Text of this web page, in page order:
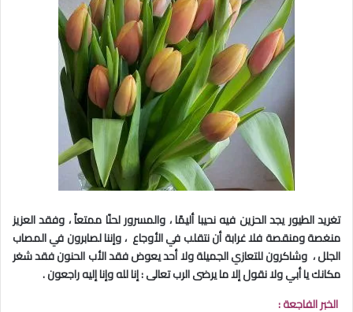
تغريد الطيور يجد الحزين فيه نحيبا أليمًا ، والمسرور لحنًا ممتعاً ، وفقد العزيز
منغصة ومنقصة فلا غرابة أن نتقلب في الأوجاع ، وإننا لصابرون في المصاب
الجلل ، وشاكرون للتعازي الجميلة ولا أحد يعوض فقد الأب الحنون فقد شغر
مكانك يا أبي ولا نقول إلا ما يرضى الرب تعالى : إنا لله وإنا إليه راجعون .
الخبر الفاجعة :